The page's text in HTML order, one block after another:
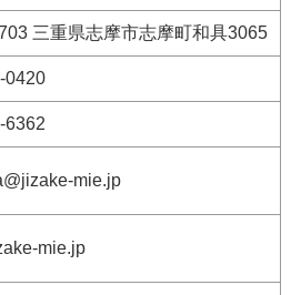
三重県志摩市志摩町和具3065
0420
6362
mie.jp
mie.jp